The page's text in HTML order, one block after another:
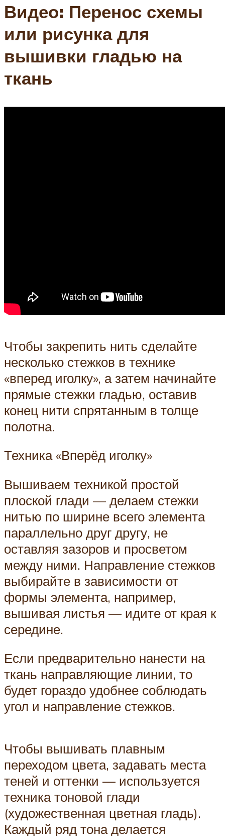
Видео: Перенос схемы
или рисунка для
вышивки гладью на
ткань
Чтобы закрепить нить сделайте
несколько стежков в технике
«вперед иголку», а затем начинайте
прямые стежки гладью, оставив
конец нити спрятанным в толще
полотна.
Техника «Вперёд иголку»
Вышиваем техникой простой
плоской глади — делаем стежки
нитью по ширине всего элемента
параллельно друг другу, не
оставляя зазоров и просветом
между ними. Направление стежков
выбирайте в зависимости от
формы элемента, например,
вышивая листья — идите от края к
середине.
Если предварительно нанести на
ткань направляющие линии, то
будет гораздо удобнее соблюдать
угол и направление стежков.
Чтобы вышивать плавным
переходом цвета, задавать места
теней и оттенки — используется
техника тоновой глади
(художественная цветная гладь).
Каждый ряд тона делается